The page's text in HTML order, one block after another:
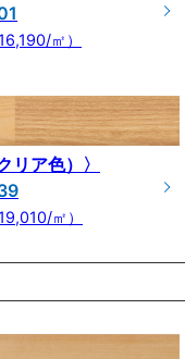
㎡）
リア色）〉
㎡）